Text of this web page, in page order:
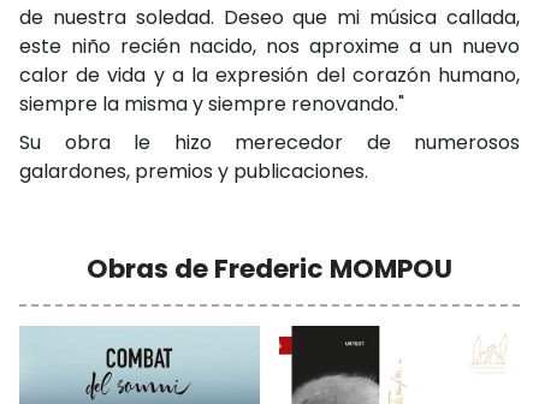
de nuestra soledad. Deseo que mi música callada,
este niño recién nacido, nos aproxime a un nuevo
calor de vida y a la expresión del corazón humano,
siempre la misma y siempre renovando."
Su obra le hizo merecedor de numerosos
galardones, premios y publicaciones.
Obras de Frederic MOMPOU